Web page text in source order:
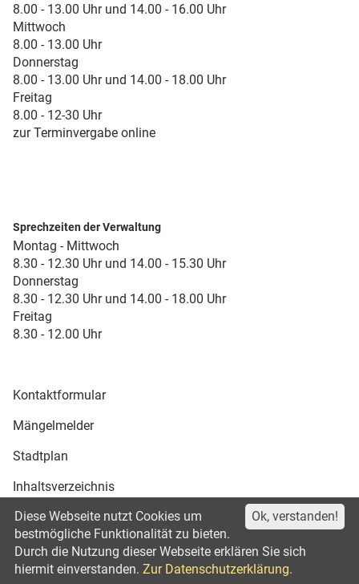
8.00 - 13.00 Uhr und 14.00 - 16.00 Uhr
Mittwoch
8.00 - 13.00 Uhr
Donnerstag
8.00 - 13.00 Uhr und 14.00 - 18.00 Uhr
Freitag
8.00 - 12-30 Uhr
zur Terminvergabe online
Sprechzeiten der Verwaltung
Montag - Mittwoch
8.30 - 12.30 Uhr und 14.00 - 15.30 Uhr
Donnerstag
8.30 - 12.30 Uhr und 14.00 - 18.00 Uhr
Freitag
8.30 - 12.00 Uhr
Kontaktformular
Mängelmelder
Stadtplan
Inhaltsverzeichnis
Druckansicht
©2021
Impressum
Datenschutz
Erklärung zur Barrierefreiheit
Ok, verstanden!
Diese Webseite nutzt Cookies um
bestmögliche Funktionalität zu bieten.
Durch die Nutzung dieser Webseite erklären Sie sich
hiermit einverstanden. Zur Datenschutzerklärung.